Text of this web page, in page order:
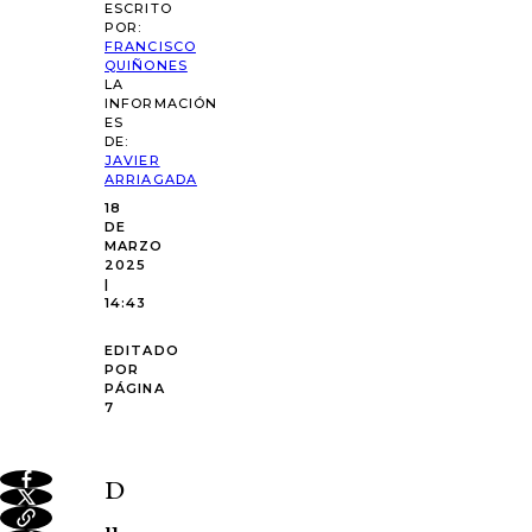
ESCRITO
POR:
FRANCISCO
QUIÑONES
LA
INFORMACIÓN
ES
DE:
JAVIER
ARRIAGADA
18
DE
MARZO
2025
|
14:43
EDITADO
POR
PÁGINA
7
D